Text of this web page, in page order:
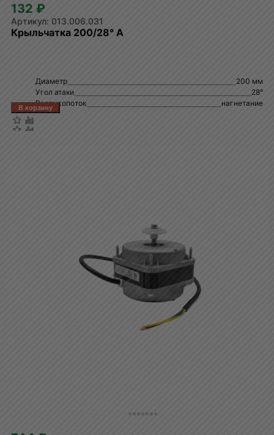
132 ₽
013.006.031
Крыльчатка 200/28° A
Диаметр
200 мм
Угол атаки
28°
Воздухопоток
нагнетание